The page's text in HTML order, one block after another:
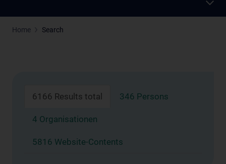
Home Search
6166 Results total 346 Persons
4 Organisationen
5816 Website-Contents